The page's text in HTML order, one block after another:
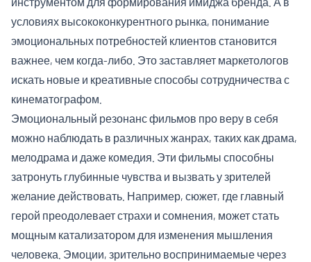
условиях высококонкурентного рынка, понимание
эмоциональных потребностей клиентов становится
важнее, чем когда-либо. Это заставляет маркетологов
искать новые и креативные способы сотрудничества с
кинематографом.
Эмоциональный резонанс фильмов про веру в себя
можно наблюдать в различных жанрах, таких как драма,
мелодрама и даже комедия. Эти фильмы способны
затронуть глубинные чувства и вызвать у зрителей
желание действовать. Например, сюжет, где главный
герой преодолевает страхи и сомнения, может стать
мощным катализатором для изменения мышления
человека. Эмоции, зрительно воспринимаемые через